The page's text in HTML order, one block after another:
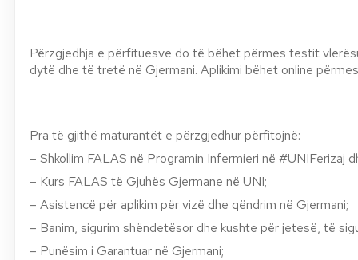
Përzgjedhja e përfituesve do të bëhet përmes testit
dytë dhe të tretë në Gjermani. Aplikimi bëhet online
Pra të gjithë maturantët e përzgjedhur përfitojnë:
– Shkollim FALAS në Programin Infermieri në #UNIFerizaj
– Kurs FALAS të Gjuhës Gjermane në UNI;
– Asistencë për aplikim për vizë dhe qëndrim në Gjermani;
– Banim, sigurim shëndetësor dhe kushte për jetesë, të
– Punësim i Garantuar në Gjermani;